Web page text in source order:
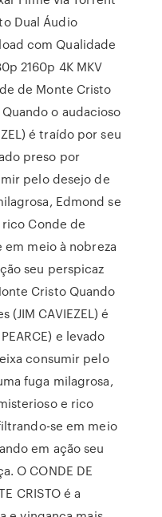
Dual Áudio
com Qualidade
2160p 4K MKV
de Monte Cristo
o audacioso
é traído por seu
preso por
pelo desejo de
Edmond se
Conde de
meio à nobreza
seu perspicaz
Cristo Quando
(JIM CAVIEZEL) é
e levado
consumir pelo
fuga milagrosa,
e rico
se em meio
em ação seu
O CONDE DE
CRISTO é a